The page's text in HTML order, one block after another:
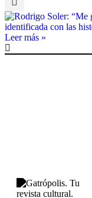
Leer más »